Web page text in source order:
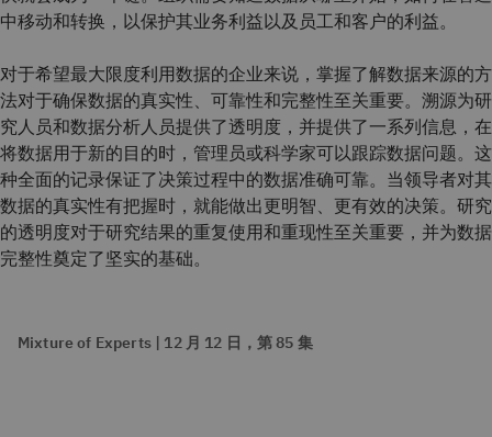
中移动和转换，以保护其业务利益以及员工和客户的利益。
对于希望最大限度利用数据的企业来说，掌握了解数据来源的方
法对于确保数据的真实性、可靠性和完整性至关重要。溯源为研
究人员和数据分析人员提供了透明度，并提供了一系列信息，在
将数据用于新的目的时，管理员或科学家可以跟踪数据问题。这
种全面的记录保证了决策过程中的数据准确可靠。当领导者对其
数据的真实性有把握时，就能做出更明智、更有效的决策。研究
的透明度对于研究结果的重复使用和重现性至关重要，并为数据
完整性奠定了坚实的基础。
Mixture of Experts | 12 月 12 日，第 85 集